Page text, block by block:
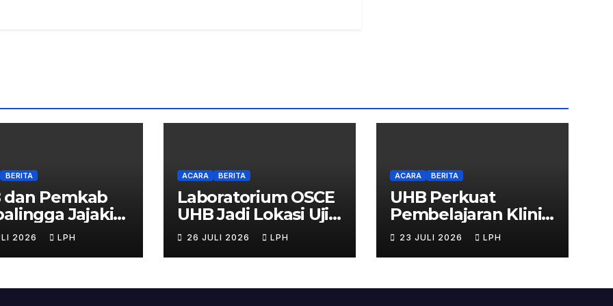
BERITA
dan Pemkab
Jajaki
Sama Strategis
2026 LPH
ACARA BERITA
Laboratorium OSCE
UHB Jadi Lokasi Uji
Calon Apoteker
26 JULI 2026 LPH
ACARA BERITA
UHB Perkuat
Pembelajaran Klinis
melalui Gedung
23 JULI 2026 LPH